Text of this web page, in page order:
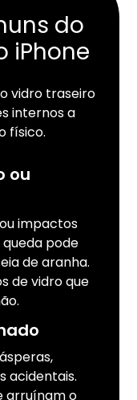
do
iPhone
vidro traseiro
internos a
físico.
ou
impactos
pode
de aranha.
de vidro que
acidentais.
arruínam o